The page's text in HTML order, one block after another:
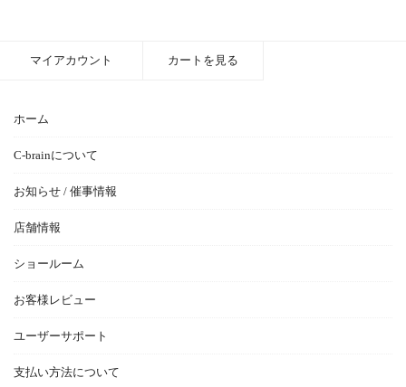
ホーム
C-brainについて
お知らせ / 催事情報
店舗情報
ショールーム
お客様レビュー
ユーザーサポート
支払い方法について
マイアカウント カートを見る